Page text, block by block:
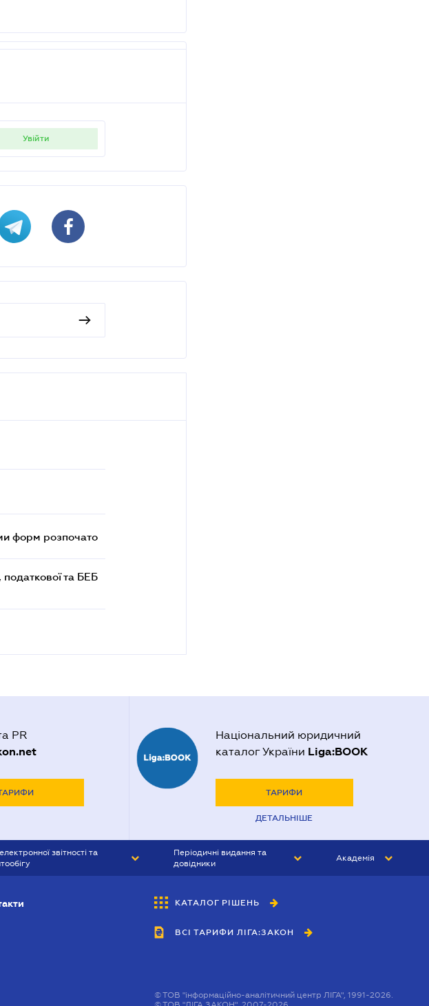
увійти
форм розпочато
та БЕБ
PR
Національний юридичний
каталог України Liga:BOOK
ТАРИФИ
ДЕТАЛЬНІШЕ
звітності та
Періодичні видання та
довідники
БУХГАЛТЕР&ЗАКОН
ВІСНИК МСФЗ
Академія
КАТАЛОГ РІШЕНЬ
ВСІ ТАРИФИ ЛІГА:ЗАКОН
©ТОВ "інформаційно-аналітичний центр ЛІГА", 1991-2026.